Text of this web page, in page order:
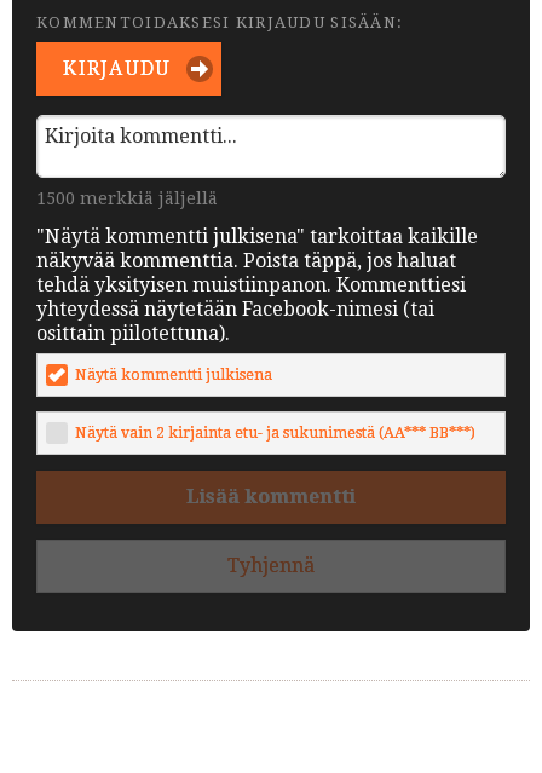
KOMMENTOIDAKSESI KIRJAUDU SISÄÄN:
KIRJAUDU
1500 merkkiä jäljellä
"Näytä kommentti julkisena" tarkoittaa kaikille
näkyvää kommenttia. Poista täppä, jos haluat
tehdä yksityisen muistiinpanon. Kommenttiesi
yhteydessä näytetään Facebook-nimesi (tai
osittain piilotettuna).
Näytä kommentti julkisena
Näytä vain 2 kirjainta etu- ja sukunimestä (AA*** BB***)
Lisää kommentti
Tyhjennä